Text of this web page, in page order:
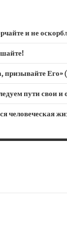
и не
Его»